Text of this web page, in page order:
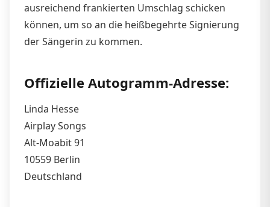
ausreichend frankierten Umschlag schicken
können, um so an die heißbegehrte Signierung
der Sängerin zu kommen.
Offizielle Autogramm-Adresse:
Linda Hesse
Airplay Songs
Alt-Moabit 91
10559 Berlin
Deutschland